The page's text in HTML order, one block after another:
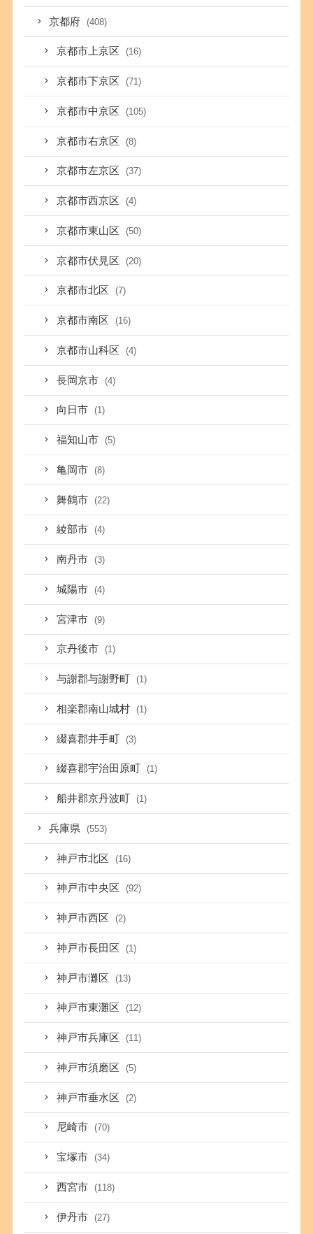
京都府 (408)
京都市上京区 (16)
京都市下京区 (71)
京都市中京区 (105)
京都市右京区 (8)
京都市左京区 (37)
京都市西京区 (4)
京都市東山区 (50)
京都市伏見区 (20)
京都市北区 (7)
京都市南区 (16)
京都市山科区 (4)
長岡京市 (4)
向日市 (1)
福知山市 (5)
亀岡市 (8)
舞鶴市 (22)
綾部市 (4)
南丹市 (3)
城陽市 (4)
宮津市 (9)
京丹後市 (1)
与謝郡与謝野町 (1)
相楽郡南山城村 (1)
綴喜郡井手町 (3)
綴喜郡宇治田原町 (1)
船井郡京丹波町 (1)
兵庫県 (553)
神戸市北区 (16)
神戸市中央区 (92)
神戸市西区 (2)
神戸市長田区 (1)
神戸市灘区 (13)
神戸市東灘区 (12)
神戸市兵庫区 (11)
神戸市須磨区 (5)
神戸市垂水区 (2)
尼崎市 (70)
宝塚市 (34)
西宮市 (118)
伊丹市 (27)